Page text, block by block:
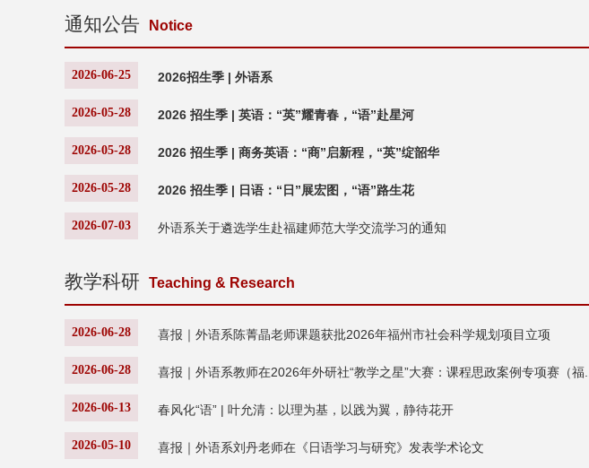
通知公告 Notice
2026-06-25 2026招生季 | 外语系
2026-05-28 2026 招生季 | 英语：“英”耀青春，“语”赴星河
2026-05-28 2026 招生季 | 商务英语：“商”启新程，“英”绽韶华
2026-05-28 2026 招生季 | 日语：“日”展宏图，“语”路生花
2026-07-03 外语系关于遴选学生赴福建师范大学交流学习的通知
教学科研 Teaching & Research
2026-06-28 喜报｜外语系陈菁晶老师课题获批2026年福州市社会科学规划项目立项
2026-06-28 喜报｜外语系教师在2026年外研社“教学之星”大赛：课程思政案例专项赛（福...
2026-06-13 春风化“语” | 叶允清：以理为基，以践为翼，静待花开
2026-05-10 喜报｜外语系刘丹老师在《日语学习与研究》发表学术论文